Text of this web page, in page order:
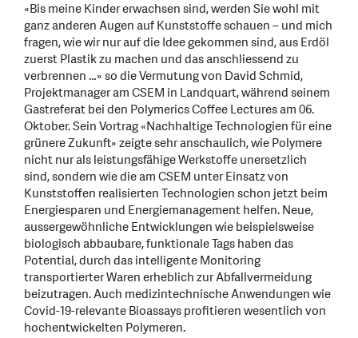
«Bis meine Kinder erwachsen sind, werden Sie wohl mit
ganz anderen Augen auf Kunststoffe schauen – und mich
fragen, wie wir nur auf die Idee gekommen sind, aus Erdöl
zuerst Plastik zu machen und das anschliessend zu
verbrennen …» so die Vermutung von David Schmid,
Projektmanager am CSEM in Landquart, während seinem
Gastreferat bei den Polymerics Coffee Lectures am 06.
Oktober. Sein Vortrag «Nachhaltige Technologien für eine
grünere Zukunft» zeigte sehr anschaulich, wie Polymere
nicht nur als leistungsfähige Werkstoffe unersetzlich
sind, sondern wie die am CSEM unter Einsatz von
Kunststoffen realisierten Technologien schon jetzt beim
Energiesparen und Energiemanagement helfen. Neue,
aussergewöhnliche Entwicklungen wie beispielsweise
biologisch abbaubare, funktionale Tags haben das
Potential, durch das intelligente Monitoring
transportierter Waren erheblich zur Abfallvermeidung
beizutragen. Auch medizintechnische Anwendungen wie
Covid-19-relevante Bioassays profitieren wesentlich von
hochentwickelten Polymeren.